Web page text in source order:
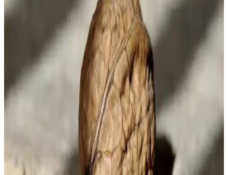
Kopuklu kahve, geleneksel kavurma ve öğütme teknikleriyle Türk
kahve kültüründe önemli bir yer tutar. Mehmet Efendi'nin ustalığıyla
özgün aroması korunur, kültürel miras olarak değerini sürdürür.
Dolce Gusto Kapsülleri ve Çeşitleri: Kahve ve İçecek
Deneyimini Zenginleştiren Seçenekler
Dolce Gusto'nun geniş kapsül yelpazesi, farklı tatlar ve aromalar
sunarak evde kahve ve içecek deneyimini zenginleştirir. Uyumlu
makinelerle kullanım ve çeşitli içecek seçenekleriyle öne çıkar.
Porselen Filtre Kahve Demliği Özellikleri ve
Kullanım İpuçları
Porselen filtre kahve demliği, estetik ve fonksiyonellik sunar. Isıyı
iyi tutar, kahve aromasını korur ve uzun ömürlüdür. Doğru bakım ile
kahve deneyiminizi zenginleştirir.